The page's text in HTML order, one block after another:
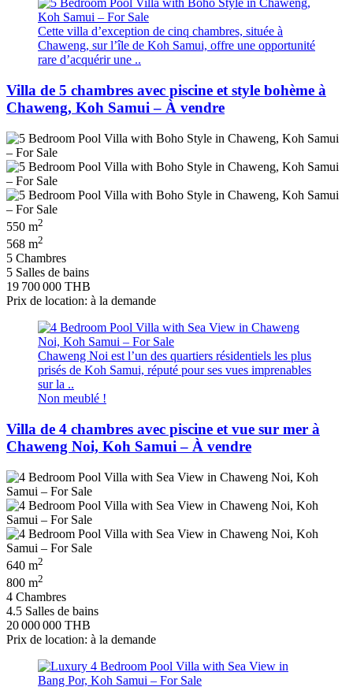
Cette villa d’exception de cinq chambres, située à
Chaweng, sur l’île de Koh Samui, offre une opportunité
rare d’acquérir une ..
Villa de 5 chambres avec piscine et style bohème à
Chaweng, Koh Samui – À vendre
550 m2
568 m2
5 Chambres
5 Salles de bains
19 700 000 THB
Prix de location: à la demande
Chaweng Noi est l’un des quartiers résidentiels les plus
prisés de Koh Samui, réputé pour ses vues imprenables
sur la ..
Non meublé !
Villa de 4 chambres avec piscine et vue sur mer à
Chaweng Noi, Koh Samui – À vendre
640 m2
800 m2
4 Chambres
4.5 Salles de bains
20 000 000 THB
Prix de location: à la demande